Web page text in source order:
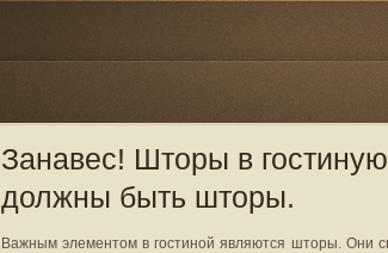
Занавес! Шторы в
должны быть шторы.
Важным элементом в гостиной являются шторы. Они